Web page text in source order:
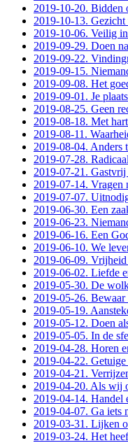
2019-10-20. Bidden
2019-10-13.
2019-10-06. Veilig
2019-09-29. Doen
2019-09-22.
2019-09-15.
2019-09-08. Het
2019-09-01. Je
2019-08-25. Geen
2019-08-18. Met
2019-08-11.
2019-08-04. Anders
2019-07-28.
2019-07-21. Gastvrij
2019-07-14. Vragen
2019-07-07.
2019-06-30. Een
2019-06-23.
2019-06-16. Een
2019-06-10. We
2019-06-09.
2019-06-02. Liefde
2019-05-30. De
2019-05-26.
2019-05-19.
2019-05-12. Doen
2019-05-05. In de
2019-04-28. Horen
2019-04-22.
2019-04-21.
2019-04-20. Als wij
2019-04-14. Handel
2019-04-07. Ga iets
2019-03-31. Lijken
2019-03-24. Het